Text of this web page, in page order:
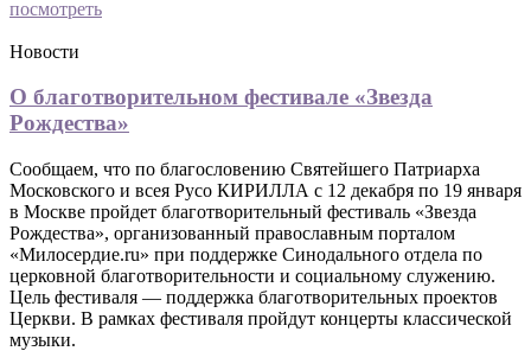
посмотреть
Новости
О благотворительном фестивале «Звезда
Рождества»
Сообщаем, что по благословению Святейшего Патриарха
Московского и всея Русо КИРИЛЛА с 12 декабря по 19 января
в Москве пройдет благотворительный фестиваль «Звезда
Рождества», организованный православным порталом
«Милосердие.ru» при поддержке Синодального отдела по
церковной благотворительности и социальному служению.
Цель фестиваля — поддержка благотворительных проектов
Церкви. В рамках фестиваля пройдут концерты классической
музыки.